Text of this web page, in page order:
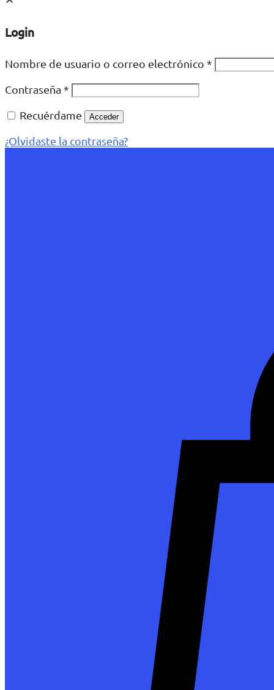
Login
Nombre de usuario o correo electrónico *
Contraseña *
Recuérdame
Acceder
¿Olvidaste la contraseña?